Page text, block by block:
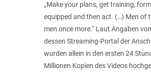
„Make your plans, get training,
equipped and then act. (…) Men of
men once more.“ Laut Angaben
dessen Streaming-Portal der
wurden allein in den ersten 24
Millionen Kopien des Videos